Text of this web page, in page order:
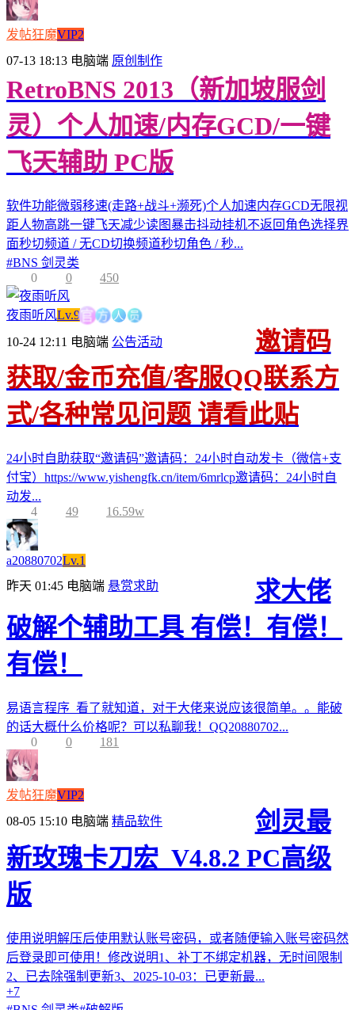
发帖狂魔VIP2
07-13 18:13 电脑端 原创制作
RetroBNS 2013（新加坡服剑
灵）个人加速/内存GCD/一键
飞天辅助 PC版
软件功能微弱移速(走路+战斗+濒死)个人加速内存GCD无限视
距人物高跳一键飞天减少读图暴击抖动挂机不返回角色选择界
面秒切频道 / 无CD切换频道秒切角色 / 秒...
#BNS 剑灵类
0
0 450
夜雨听风Lv.9官方人员
10-24 12:11 电脑端 公告活动
邀请码
获取/金币充值/客服QQ联系方
式/各种常见问题 请看此贴
24小时自助获取“邀请码”邀请码：24小时自动发卡（微信+支
付宝）https://www.yishengfk.cn/item/6mrlcp邀请码：24小时自
动发...
4
49 16.59w
a20880702Lv.1
昨天 01:45 电脑端 悬赏求助
求大佬
破解个辅助工具 有偿！有偿！
有偿！
易语言程序 看了就知道，对于大佬来说应该很简单。。能破
的话大概什么价格呢？可以私聊我！QQ20880702...
0
0 181
发帖狂魔VIP2
08-05 15:10 电脑端 精品软件
剑灵最
新玫瑰卡刀宏_V4.8.2 PC高级
版
使用说明解压后使用默认账号密码，或者随便输入账号密码然
后登录即可使用！修改说明1、补丁不绑定机器，无时间限制
2、已去除强制更新3、2025-10-03：已更新最...
+7